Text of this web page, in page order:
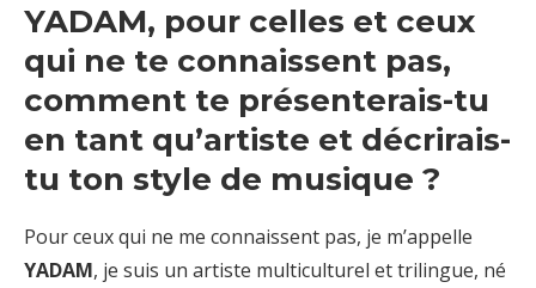
YADAM, pour celles et ceux
qui ne te connaissent pas,
comment te présenterais-tu
en tant qu’artiste et décrirais-
tu ton style de musique ?
Pour ceux qui ne me connaissent pas, je m’appelle
YADAM, je suis un artiste multiculturel et trilingue, né